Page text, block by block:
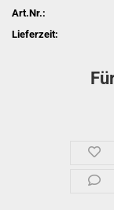
Art.Nr.:
Lieferzeit: